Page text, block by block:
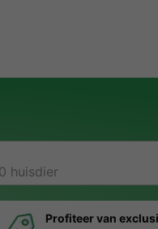
Profiteer van